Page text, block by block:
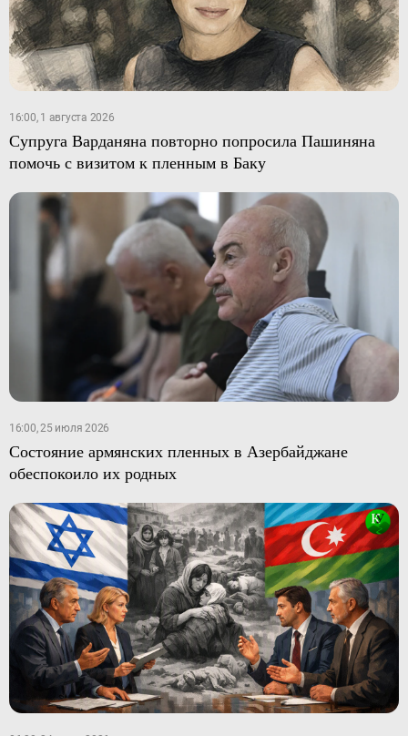
16:00, 1 августа 2026
Супруга Варданяна повторно попросила Пашиняна
помочь с визитом к пленным в Баку
16:00, 25 июля 2026
Состояние армянских пленных в Азербайджане
обеспокоило их родных